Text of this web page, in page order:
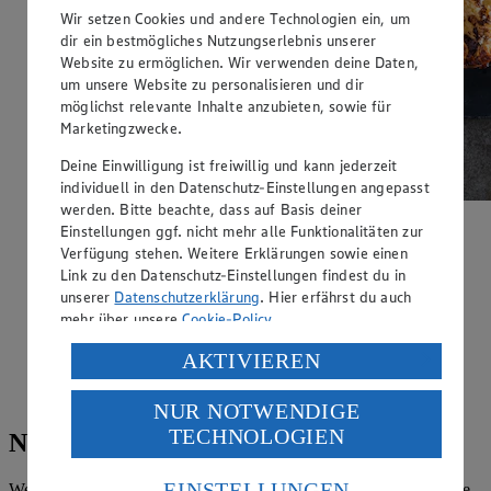
Mit Video
Zupfbrot mit Banane
Zubereitungsdauer
70 min.
Noch mehr leckere Rezepte!
Wir setzen Cookies und andere Technologien ein, um
dir ein bestmögliches Nutzungserlebnis unserer
Website zu ermöglichen. Wir verwenden deine Daten,
um unsere Website zu personalisieren und dir
möglichst relevante Inhalte anzubieten, sowie für
Marketingzwecke.
Deine Einwilligung ist freiwillig und kann jederzeit
individuell in den Datenschutz-Einstellungen angepasst
werden. Bitte beachte, dass auf Basis deiner
Einstellungen ggf. nicht mehr alle Funktionalitäten zur
Verfügung stehen. Weitere Erklärungen sowie einen
Link zu den Datenschutz-Einstellungen findest du in
unserer Datenschutzerklärung. Hier erfährst du auch
mehr über unsereCookie-Policy.
Verarbeitung deiner personenbezogenen Daten in den
USA durch Facebook und YouTube:
Wenn du auf „Aktivieren“ klickst, willigst du im Sinne
des Art. 49 Abs. 1 Satz 1 lit. a) DSGVO ein, dass deine
Daten in den USA verarbeitet werden. Der EuGH sieht
die USA als Land mit einem nach europäischen
AKTIVIEREN
NUR NOTWENDIGE
TECHNOLOGIEN